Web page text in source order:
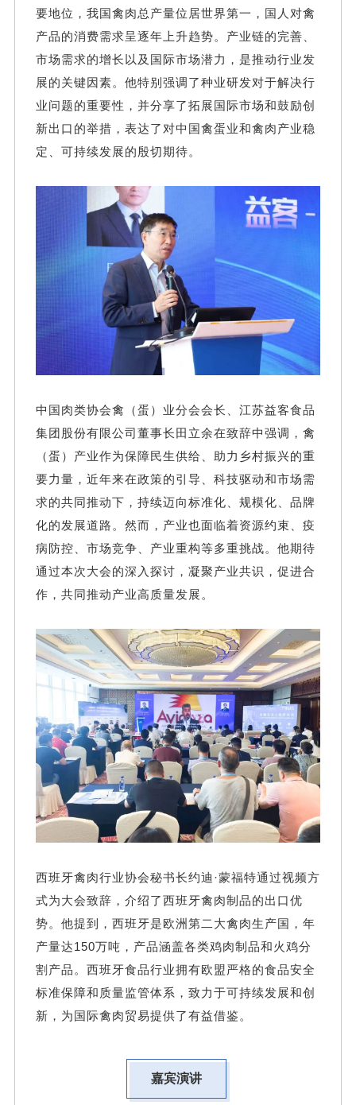
要地位，我国禽肉总产量位居世界第一，国人对禽
产品的消费需求呈逐年上升趋势。产业链的完善、
市场需求的增长以及国际市场潜力，是推动行业发
展的关键因素。他特别强调了种业研发对于解决行
业问题的重要性，并分享了拓展国际市场和鼓励创
新出口的举措，表达了对中国禽蛋业和禽肉产业稳
定、可持续发展的殷切期待。
中国肉类协会禽（蛋）业分会会长、江苏益客食品
集团股份有限公司董事长田立余在致辞中强调，禽
（蛋）产业作为保障民生供给、助力乡村振兴的重
要力量，近年来在政策的引导、科技驱动和市场需
求的共同推动下，持续迈向标准化、规模化、品牌
化的发展道路。然而，产业也面临着资源约束、疫
病防控、市场竞争、产业重构等多重挑战。他期待
通过本次大会的深入探讨，凝聚产业共识，促进合
作，共同推动产业高质量发展。
西班牙禽肉行业协会秘书长约迪·蒙福特通过视频方
式为大会致辞，介绍了西班牙禽肉制品的出口优
势。他提到，西班牙是欧洲第二大禽肉生产国，年
产量达150万吨，产品涵盖各类鸡肉制品和火鸡分
割产品。西班牙食品行业拥有欧盟严格的食品安全
标准保障和质量监管体系，致力于可持续发展和创
新，为国际禽肉贸易提供了有益借鉴。
嘉宾演讲